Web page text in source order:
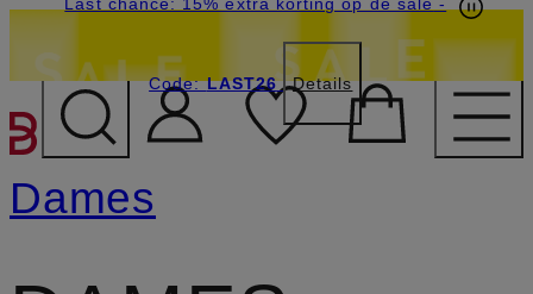
GA NAAR
Code:LAST26 Details
Dames